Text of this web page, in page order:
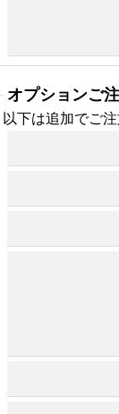
オプションご
以下は追加でご